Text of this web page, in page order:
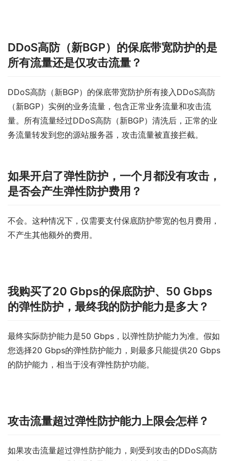
DDoS高防（新BGP）的保底带宽防护的是
所有流量还是仅攻击流量？
DDoS高防（新BGP）的保底带宽防护所有接入DDoS高防
（新BGP）实例的业务流量，包含正常业务流量和攻击流
量。所有流量经过DDoS高防（新BGP）清洗后，正常的业
务流量转发到您的源站服务器，攻击流量被直接拦截。
如果开启了弹性防护，一个月都没有攻击，
是否会产生弹性防护费用？
不会。这种情况下，仅需要支付保底防护带宽的包月费用，
不产生其他额外的费用。
我购买了20 Gbps的保底防护、50 Gbps
的弹性防护，最终我的防护能力是多大？
最终实际防护能力是50 Gbps，以弹性防护能力为准。假如
您选择20 Gbps的弹性防护能力，则最多只能提供20 Gbps
的防护能力，相当于没有弹性防护功能。
攻击流量超过弹性防护能力上限会怎样？
如果攻击流量超过弹性防护能力，则受到攻击的DDoS高防